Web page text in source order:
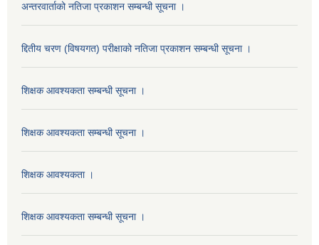
अन्तरवार्ताको नतिजा प्रकाशन सम्बन्धी सूचना ।
द्दितीय चरण (विषयगत) परीक्षाको नतिजा प्रकाशन सम्बन्धी सूचना ।
शिक्षक आवश्यकता सम्बन्धी सूचना ।
शिक्षक आवश्यकता सम्बन्धी सूचना ।
शिक्षक आवश्यकता ।
शिक्षक आवश्यकता सम्बन्धी सूचना ।